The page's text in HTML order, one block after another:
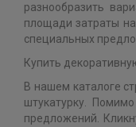
разнообразить
площади затраты
специальных
Купить
В нашем каталоге
штукатурку.
предложений.